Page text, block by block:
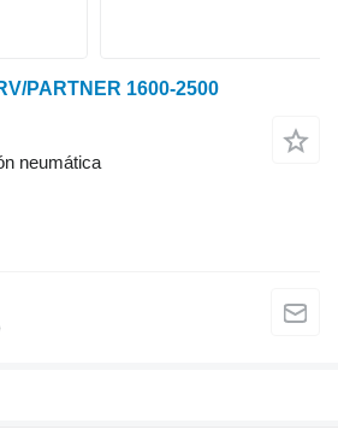
PARTNER 1600-2500
neumática